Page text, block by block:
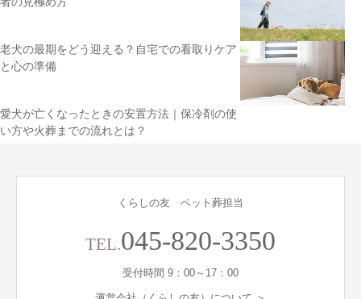
老犬の最期をどう迎える？自宅での看取りケア
と心の準備
愛犬が亡くなったときの安置方法｜保冷剤の使
い方や火葬までの流れとは？
くらしの友 ペット葬担当
TEL.045-820-3350
受付時間 9：00～17：00